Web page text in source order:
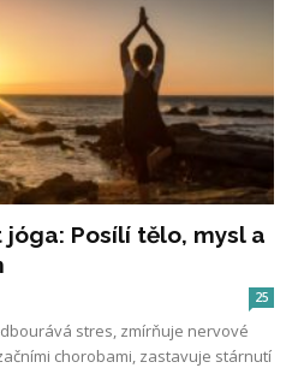
Posílí tělo, mysl a
25
stres, zmírňuje nervové
chorobami, zastavuje stárnutí